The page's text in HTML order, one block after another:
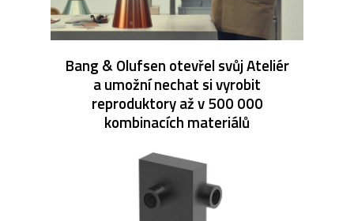
Bang & Olufsen otevřel svůj Ateliér
a umožní nechat si vyrobit
reproduktory až v 500 000
kombinacích materiálů